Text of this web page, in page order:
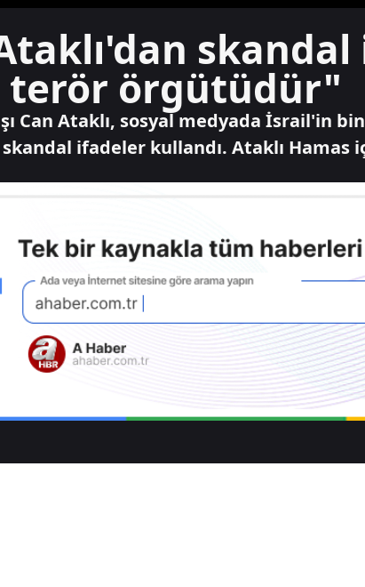
terör örgütüdür"
Can Ataklı, sosyal medyada İsrail'in
ifadeler kullandı. Ataklı